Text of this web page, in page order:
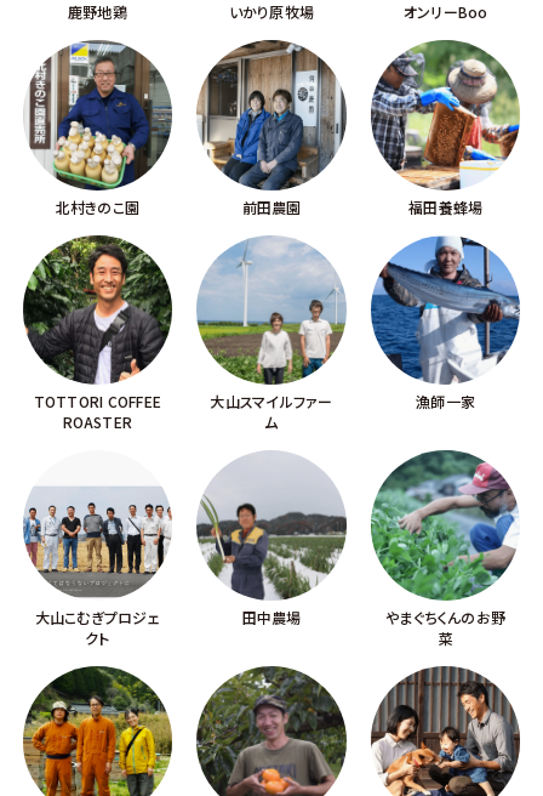
鹿野地鶏 いかり原牧場 オンリーBoo
北村きのこ園 前田農園 福田養蜂場
TOTTORI COFFEE
ROASTER
大山スマイルファー
ム
漁師一家
大山こむぎプロジェ
クト
田中農場
やまぐちくんのお野
菜